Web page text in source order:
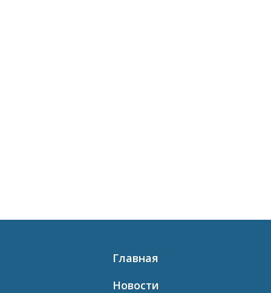
Главная
Новости